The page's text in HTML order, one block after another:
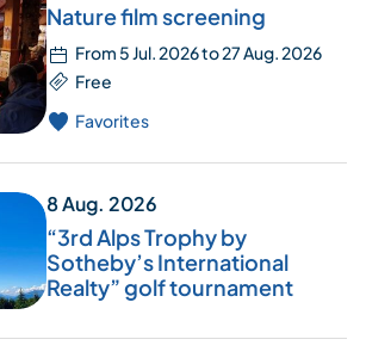
Nature film screening
From 5 Jul. 2026 to 27 Aug. 2026
Free
Favorites
8 Aug. 2026
“3rd Alps Trophy by
Sotheby’s International
Realty” golf tournament